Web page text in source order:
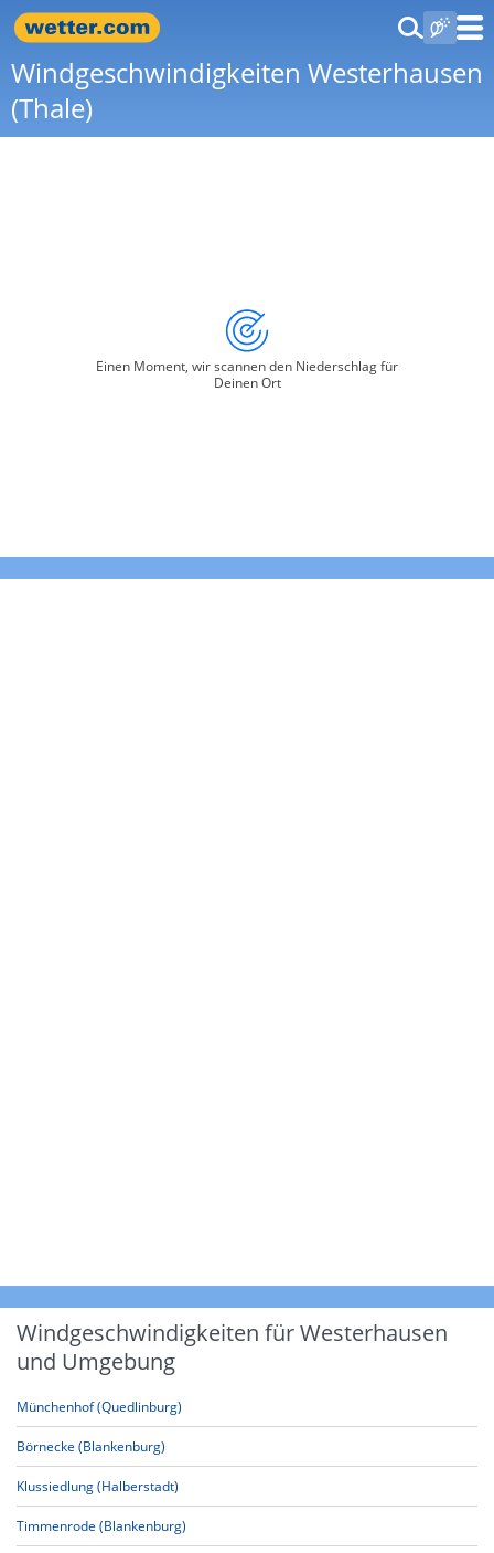
Windgeschwindigkeiten Westerhausen
(Thale)
Einen Moment, wir scannen den Niederschlag für
Deinen Ort
Windgeschwindigkeiten für Westerhausen
und Umgebung
Münchenhof (Quedlinburg)
Börnecke (Blankenburg)
Klussiedlung (Halberstadt)
Timmenrode (Blankenburg)